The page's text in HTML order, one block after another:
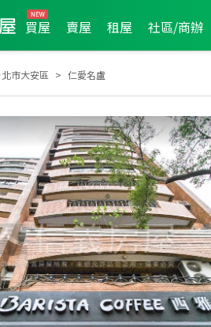
買屋 賣屋 租屋 社區/商辦
市大安區 仁愛名盧
質獎 2026年6月區成件TOP3 2026年4月